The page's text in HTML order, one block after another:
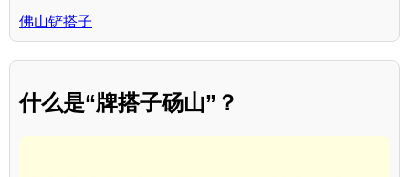
佛山铲搭子
什么是“牌搭子砀山”？